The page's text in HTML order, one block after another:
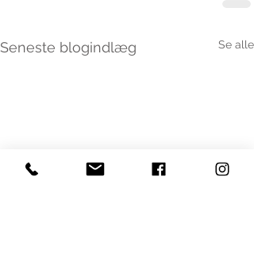
Seneste blogindlæg Se alle